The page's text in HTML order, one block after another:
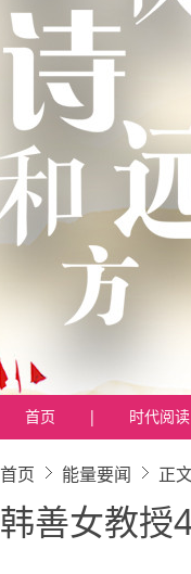
首页 | 时代阅读
首页 能量要闻 正
韩善女教授